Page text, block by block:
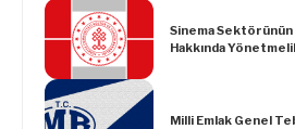
Sinema
Hakkında
Milli Emlak Genel